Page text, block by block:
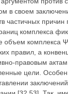
в своем
частичных причин
комплекса
объем комплекса
правил, а
правовым
цели.